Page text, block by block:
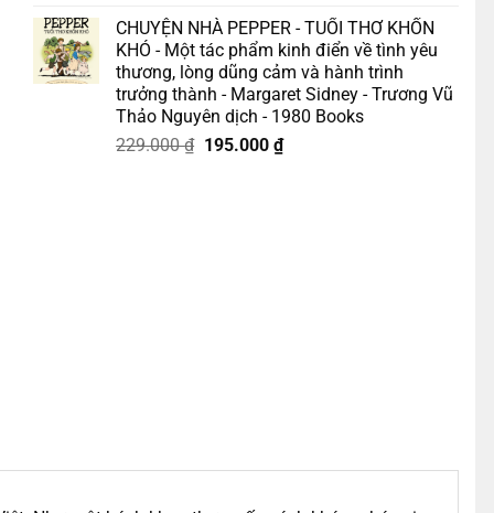
là:
175.000 ₫.
tại
là:
158.000 ₫.
CHUYỆN NHÀ PEPPER - TUỔI THƠ KHỐN
KHÓ - Một tác phẩm kinh điển về tình yêu
thương, lòng dũng cảm và hành trình
trưởng thành - Margaret Sidney - Trương Vũ
Thảo Nguyên dịch - 1980 Books
229.000₫ Giá
195.000 ₫Giá